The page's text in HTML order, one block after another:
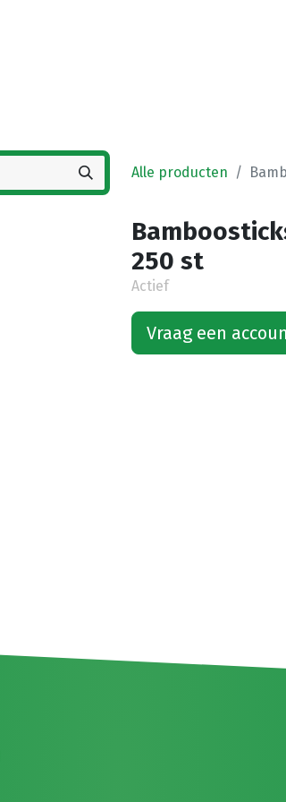
Alle producten
250 st
Actief
Vraag een